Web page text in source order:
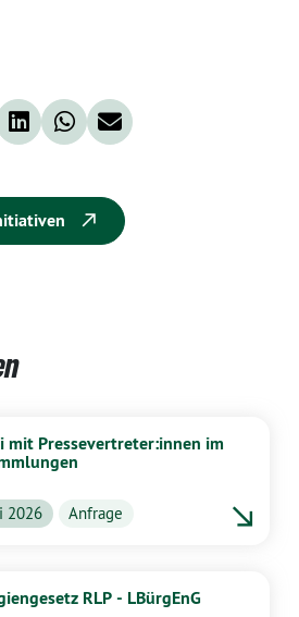
mit Pressevertreter:innen im
2026 Anfrage
RLP - LBürgEnG